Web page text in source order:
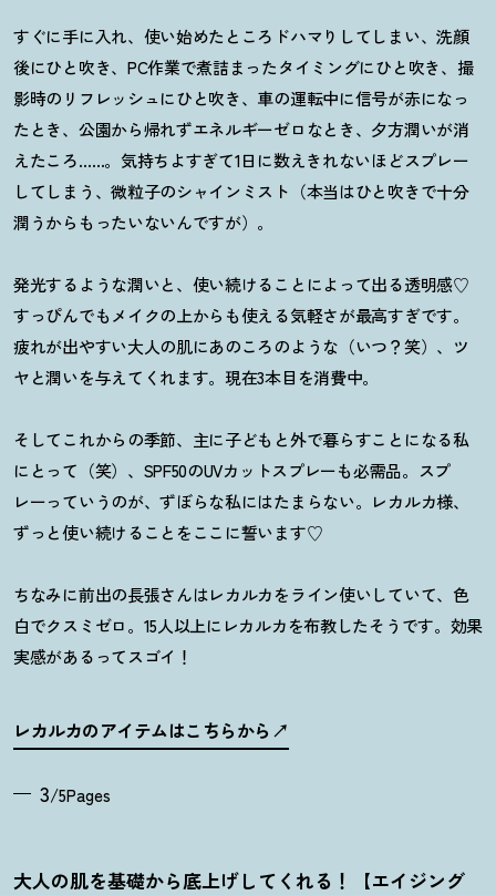
すぐに手に入れ、使い始めたところドハマりしてしまい、洗顔
後にひと吹き、PC作業で煮詰まったタイミングにひと吹き、撮
影時のリフレッシュにひと吹き、車の運転中に信号が赤になっ
たとき、公園から帰れずエネルギーゼロなとき、夕方潤いが消
えたころ……。気持ちよすぎて1日に数えきれないほどスプレー
してしまう、微粒子のシャインミスト（本当はひと吹きで十分
潤うからもったいないんですが）。
発光するような潤いと、使い続けることによって出る透明感♡
すっぴんでもメイクの上からも使える気軽さが最高すぎです。
疲れが出やすい大人の肌にあのころのような（いつ？笑）、ツ
ヤと潤いを与えてくれます。現在3本目を消費中。
そしてこれからの季節、主に子どもと外で暮らすことになる私
にとって（笑）、SPF50のUVカットスプレーも必需品。スプ
レーっていうのが、ずぼらな私にはたまらない。レカルカ様、
ずっと使い続けることをここに誓います♡
ちなみに前出の長張さんはレカルカをライン使いしていて、色
白でクスミゼロ。15人以上にレカルカを布教したそうです。効果
実感があるってスゴイ ！
レカルカのアイテムはこちらから
3/5Pages
大人の肌を基礎から底上げしてくれる ！ 【エイジング